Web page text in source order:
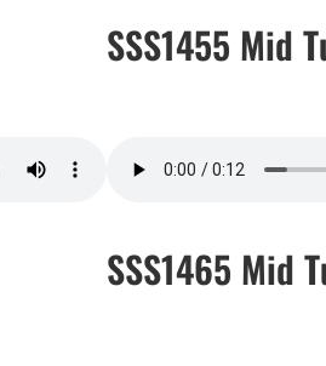
SSS1455 Mid
SSS1465 Mid